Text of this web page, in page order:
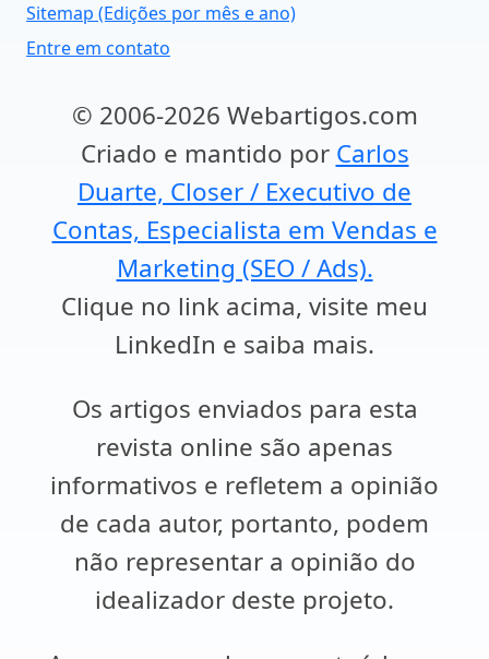
Sitemap (Edições por mês e ano)
Entre em contato
© 2006-2026 Webartigos.com
Criado e mantido por Carlos
Duarte, Closer / Executivo de
Contas, Especialista em Vendas e
Marketing (SEO / Ads).
Clique no link acima, visite meu
LinkedIn e saiba mais.
Os artigos enviados para esta
revista online são apenas
informativos e refletem a opinião
de cada autor, portanto, podem
não representar a opinião do
idealizador deste projeto.